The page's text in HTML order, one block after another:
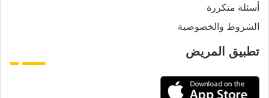
أسئلة متكررة
الشروط والخصوصية
تطبيق المريض